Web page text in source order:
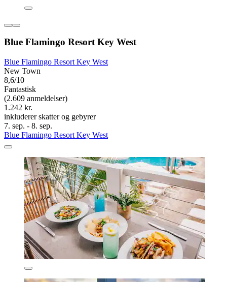
Blue Flamingo Resort Key West
Blue Flamingo Resort Key West
New Town
8,6/10
Fantastisk
(2.609 anmeldelser)
1.242 kr.
inkluderer skatter og gebyrer
7. sep. - 8. sep.
Blue Flamingo Resort Key West